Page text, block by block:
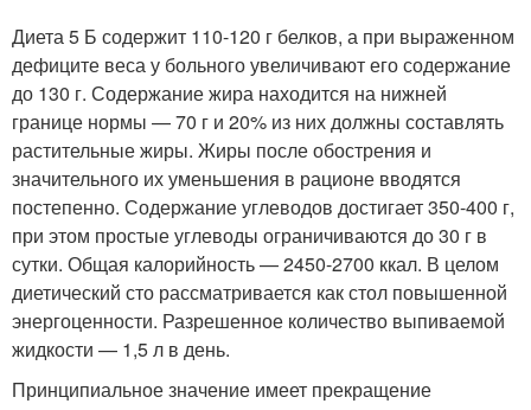
Диета 5 Б содержит 110-120 г белков, а при выраженном
дефиците веса у больного увеличивают его содержание
до 130 г. Содержание жира находится на нижней
границе нормы — 70 г и 20% из них должны составлять
растительные жиры. Жиры после обострения и
значительного их уменьшения в рационе вводятся
постепенно. Содержание углеводов достигает 350-400 г,
при этом простые углеводы ограничиваются до 30 г в
сутки. Общая калорийность — 2450-2700 ккал. В целом
диетический сто рассматривается как стол повышенной
энергоценности. Разрешенное количество выпиваемой
жидкости — 1,5 л в день.
Принципиальное значение имеет прекращение